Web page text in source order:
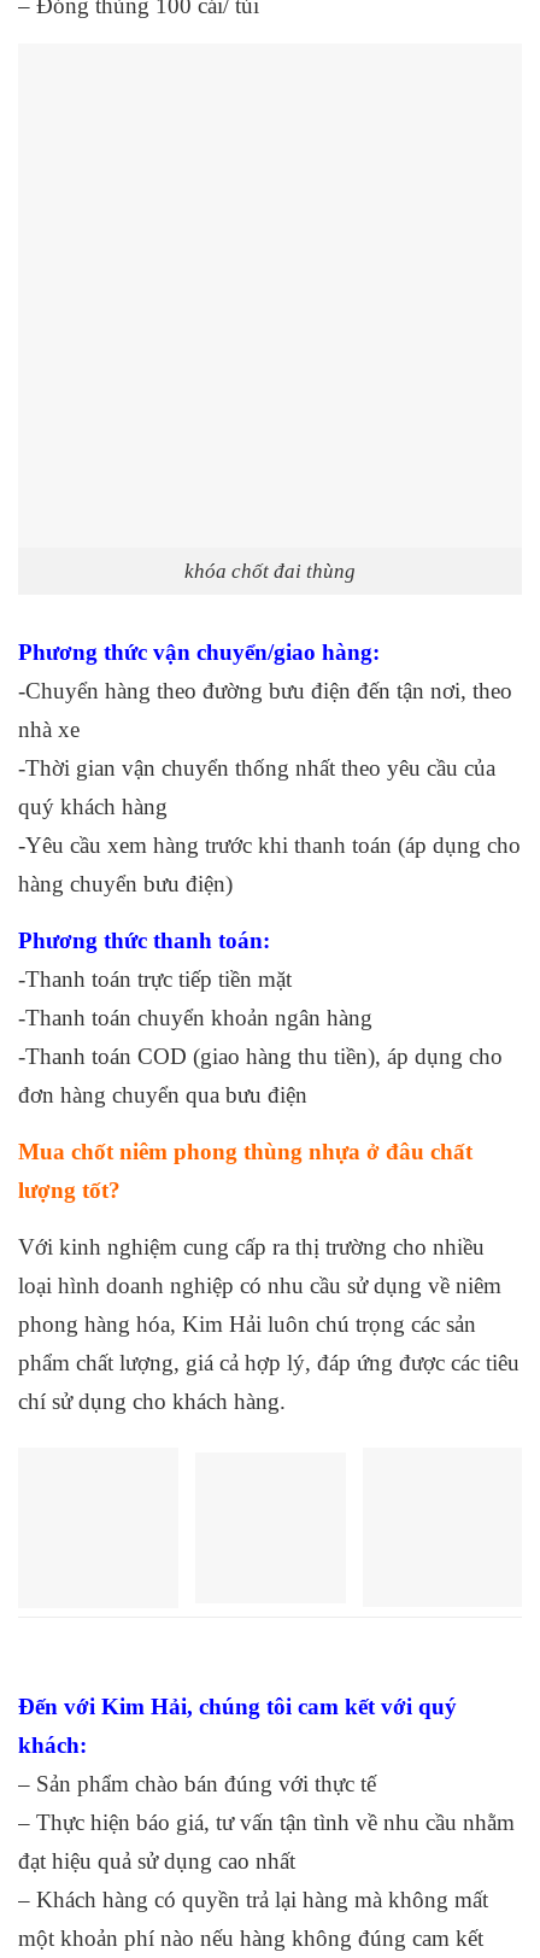
– Đóng thùng 100 cái/ túi
khóa chốt đai thùng
Phương thức vận chuyển/giao hàng:
-Chuyển hàng theo đường bưu điện đến tận nơi, theo
nhà xe
-Thời gian vận chuyển thống nhất theo yêu cầu của
quý khách hàng
-Yêu cầu xem hàng trước khi thanh toán (áp dụng cho
hàng chuyển bưu điện)
Phương thức thanh toán:
-Thanh toán trực tiếp tiền mặt
-Thanh toán chuyển khoản ngân hàng
-Thanh toán COD (giao hàng thu tiền), áp dụng cho
đơn hàng chuyển qua bưu điện
Mua chốt niêm phong thùng nhựa ở đâu chất
lượng tốt?
Với kinh nghiệm cung cấp ra thị trường cho nhiều
loại hình doanh nghiệp có nhu cầu sử dụng về niêm
phong hàng hóa, Kim Hải luôn chú trọng các sản
phẩm chất lượng, giá cả hợp lý, đáp ứng được các tiêu
chí sử dụng cho khách hàng.
Đến với Kim Hải, chúng tôi cam kết với quý
khách:
– Sản phẩm chào bán đúng với thực tế
– Thực hiện báo giá, tư vấn tận tình về nhu cầu nhằm
đạt hiệu quả sử dụng cao nhất
– Khách hàng có quyền trả lại hàng mà không mất
một khoản phí nào nếu hàng không đúng cam kết